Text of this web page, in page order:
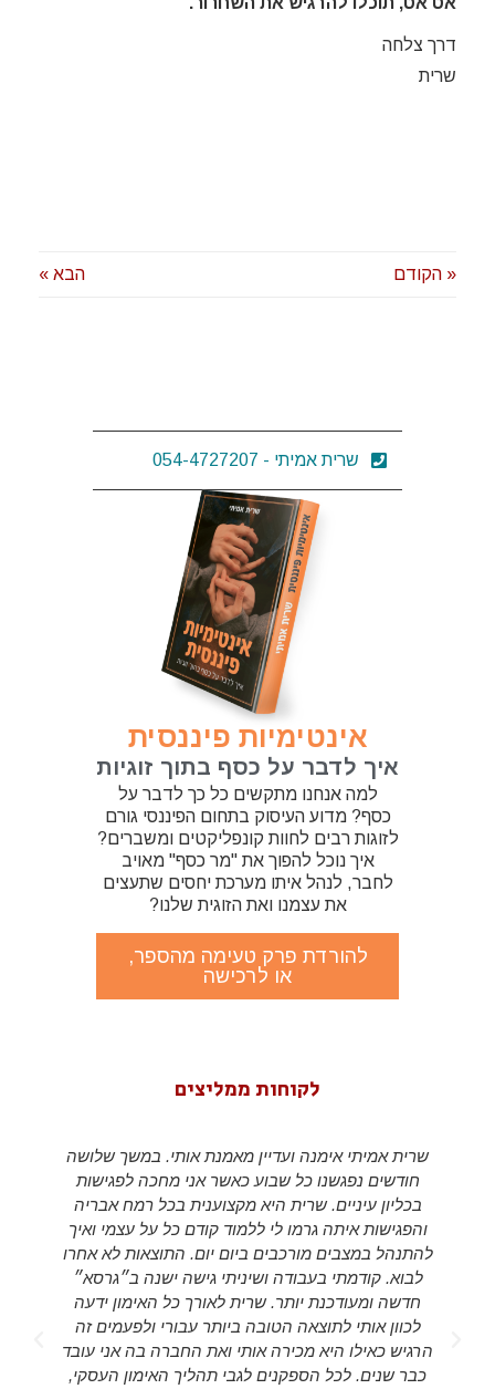
דרך צלחה
שרית
« הקודם הבא »
שרית אמיתי - 054-4727207
אינטימיות פיננסית
איך לדבר על כסף בתוך זוגיות
למה אנחנו מתקשים כל כך לדבר על
כסף? מדוע העיסוק בתחום הפיננסי גורם
לזוגות רבים לחוות קונפליקטים ומשברים?
איך נוכל להפוך את "מר כסף" מאויב
לחבר, לנהל איתו מערכת יחסים שתעצים
את עצמנו ואת הזוגית שלנו?
להורדת פרק טעימה מהספר,
או לרכישה
לקוחות ממליצים
שרית אמיתי אימנה ועדיין מאמנת אותי. במשך שלושה
חודשים נפגשנו כל שבוע כאשר אני מחכה לפגישות
בכליון עיניים. שרית היא מקצוענית בכל רמח אבריה
והפגישות איתה גרמו לי ללמוד קודם כל על עצמי ואיך
להתנהל במצבים מורכבים ביום יום. התוצאות לא אחרו
לבוא. קודמתי בעבודה ושיניתי גישה ישנה ב״גרסא״
חדשה ומעודכנת יותר. שרית לאורך כל האימון ידעה
לכוון אותי לתוצאה הטובה ביותר עבורי ולפעמים זה
הרגיש כאילו היא מכירה אותי ואת החברה בה אני עובד
כבר שנים. לכל הספקנים לגבי תהליך האימון העסקי,